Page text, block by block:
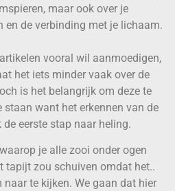
maar ook over je
en de verbinding met je lichaam.
vooral wil aanmoedigen,
het iets minder vaak over de
is het belangrijk om deze te
staan want het erkennen van de
eerste stap naar heling.
je alle zooi onder ogen
tapijt zou schuiven omdat het..
te kijken. We gaan dat hier